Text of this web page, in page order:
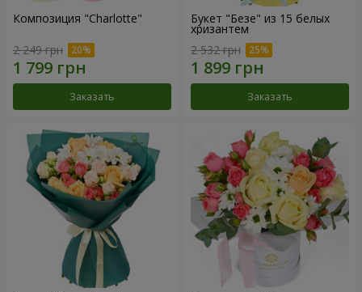
Композиция "Charlotte"
2 249 грн
Заказать
Букет "Безе" из 15 белых
хризантем
2 532 грн
Заказать